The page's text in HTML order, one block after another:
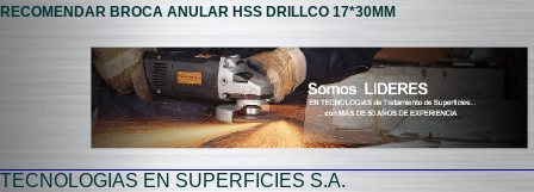
RECOMENDAR BROCA ANULAR HSS DRILLCO 17*30MM
TECNOLOGIAS EN SUPERFICIES S.A.